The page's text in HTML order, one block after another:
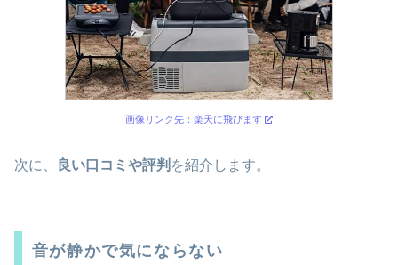
画像リンク先：楽天に飛びます
次に、 良い口コミや評判 を紹介します。
音が静かで気にならない